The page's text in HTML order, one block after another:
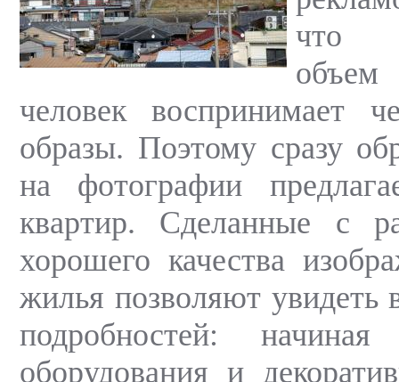
что
человек воспринимает
образы. Поэтому сразу
на фотографии
квартир. Сделанные с
хорошего качества
жилья позволяют увидеть
подробностей:
оборудования и